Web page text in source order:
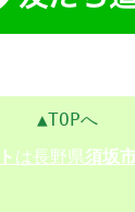
▲TOPへ
は長野県須坂